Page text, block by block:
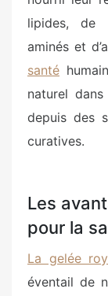
lipides, de
aminés et
santé
naturel
depuis des
curatives.
Les
pour la
La gelée
éventail de